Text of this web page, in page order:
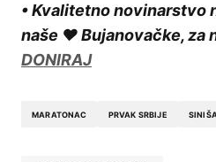
• Kvalitetno novinarstvo
naše ❤️ Bujanovačke, za
DONIRAJ
MARATONAC PRVAK SRBIJE